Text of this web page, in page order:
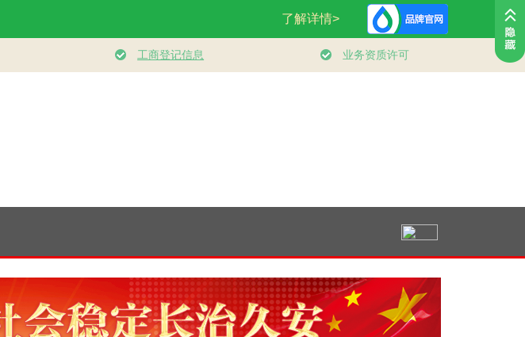
来治国理政纪实丨砥
砺初心使命 把党建设
优向好！中国经济展
现强大韧性和活力